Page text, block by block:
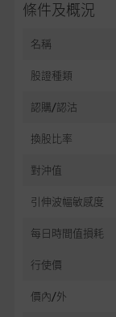
條件及概況
名稱
股證種類
認購/認沽
換股比率
對沖值
引伸波幅敏感度
每日時間值損耗
行使價
價內/外